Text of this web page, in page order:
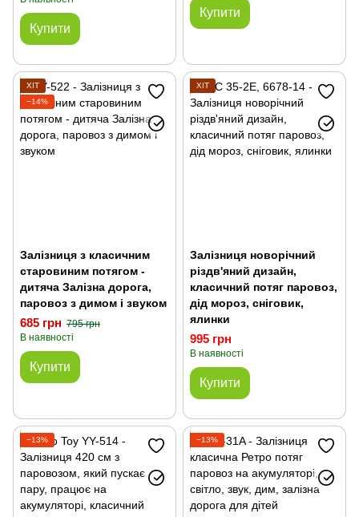
Купити
Купити
ХІТ
−14%
Залізниця з класичним
старовиним потягом -
дитяча Залізна дорога,
паровоз з димом і звуком
685 грн 795 грн
В наявності
Купити
ХІТ
Залізниця новорічний
різдв'яний дизайн,
класичний потяг паровоз,
дід мороз, сніговик,
ялинки
995 грн
В наявності
Купити
−13% −13%